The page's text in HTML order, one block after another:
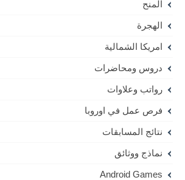
المنح
الهجرة
امريكا الشمالية
دروس ومحاضرات
رواتب وعلاوات
فرص عمل في اوروبا
نتائج المسابقات
نماذج ووثائق
Android Games